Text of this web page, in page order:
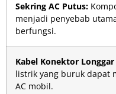
Sekring AC Putus:
menjadi penyebab
berfungsi.
Kabel Konektor
listrik yang buruk dapat
AC mobil.